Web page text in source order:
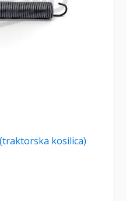
kosilica)